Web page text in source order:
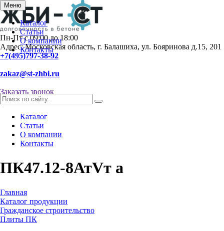
Меню
Каталог
Статьи
О компании
Контакты
Пн-Пт с 09:00 до 18:00
Адрес: Московская область, г. Балашиха, ул. Бояринова д.15, 201
+7(495)797-38-92
zakaz@st-zhbi.ru
Заказать звонок
Каталог
Статьи
О компании
Контакты
ПК47.12-8АтVт а
Главная
Каталог продукции
Гражданское строительство
Плиты ПК